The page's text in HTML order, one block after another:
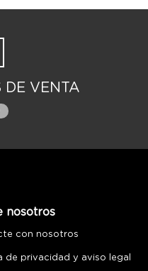
DE VENTA
nosotros
con nosotros
de privacidad y aviso legal